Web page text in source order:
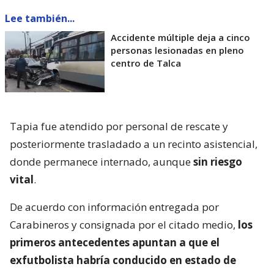
Lee también...
Accidente múltiple deja a cinco
personas lesionadas en pleno
centro de Talca
Tapia fue atendido por personal de rescate y
posteriormente trasladado a un recinto asistencial,
donde permanece internado, aunquesin riesgo
vital.
De acuerdo con información entregada por
Carabineros y consignada por el citado medio, los
primeros antecedentes apuntan a que el
exfutbolista habría conducido en estado de